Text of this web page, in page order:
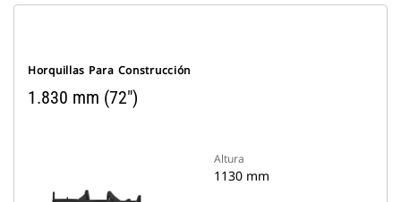
Horquillas Para Construcción
1.830 mm (72")
Altura
1130 mm